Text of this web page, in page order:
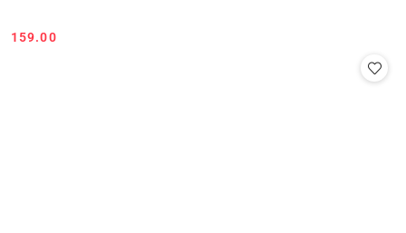
Cena:
159.00